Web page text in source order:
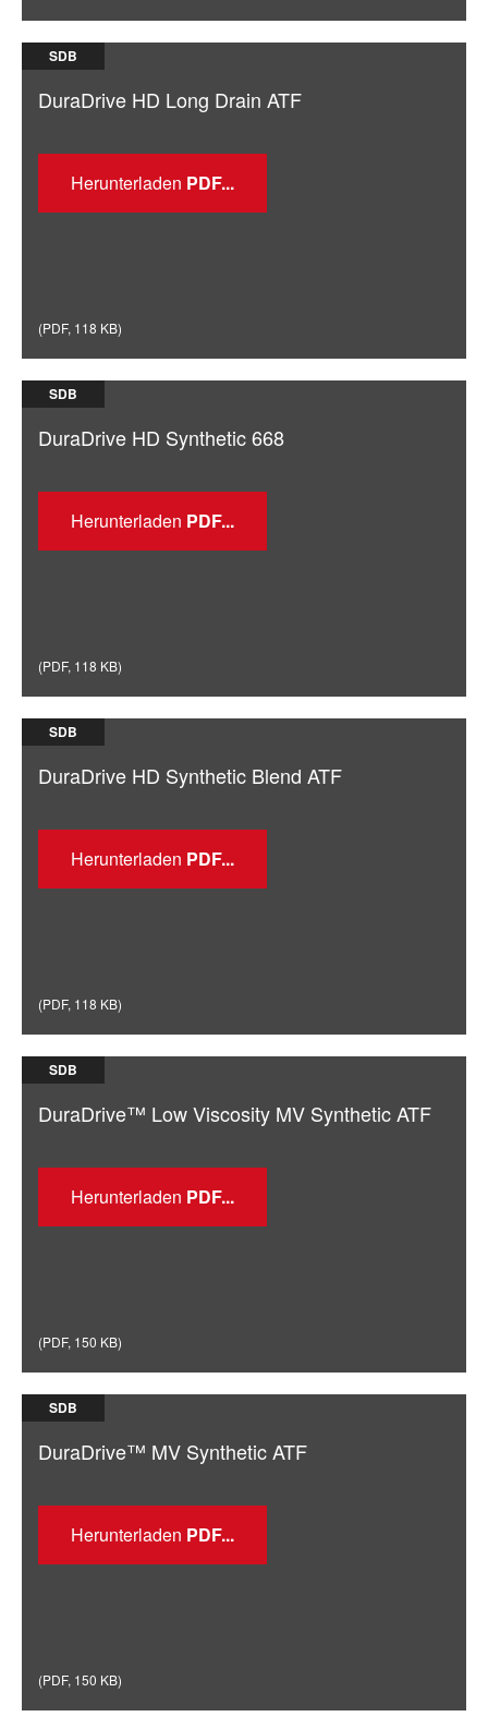
SDB
DuraDrive HD Long Drain ATF
Herunterladen
(PDF, 118 KB)
SDB
DuraDrive HD Synthetic 668
Herunterladen
(PDF, 118 KB)
SDB
DuraDrive HD Synthetic Blend ATF
Herunterladen
(PDF, 118 KB)
SDB
DuraDrive™ Low Viscosity MV Synthetic ATF
Herunterladen
(PDF, 150 KB)
SDB
DuraDrive™ MV Synthetic ATF
Herunterladen
(PDF, 150 KB)